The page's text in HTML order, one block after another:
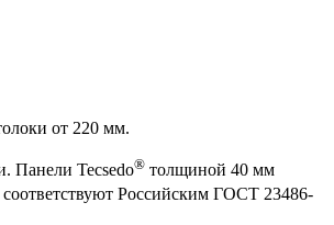
от 220 мм.
Панели Tecsedo® толщиной 40 мм
Российским ГОСТ 23486-